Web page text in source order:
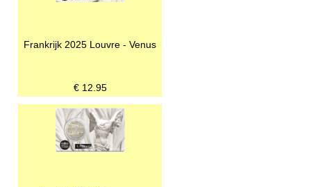
Frankrijk 2025 Louvre - Venus
€ 12.95